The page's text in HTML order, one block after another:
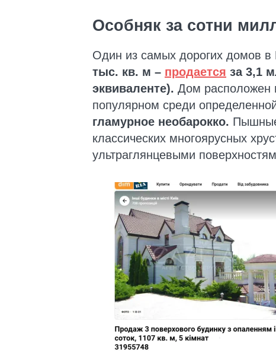
Особняк за сотни
Один из самых дорогих домов в
тыс. кв. м – продается за 3,1
эквиваленте). Дом расположен
популярном среди
гламурное необарокко.
классических многоярусных
ультраглянцевыми